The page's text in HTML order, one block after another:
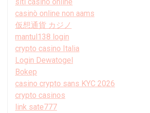
casinò online non aams
仮想通貨 カジノ
mantul138 login
crypto casino Italia
Login Dewatogel
Bokep
casino crypto sans KYC 2026
crypto casinos
link sate777